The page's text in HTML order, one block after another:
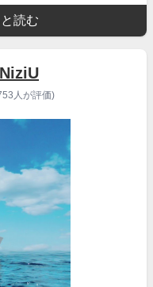
読む
人が評価)